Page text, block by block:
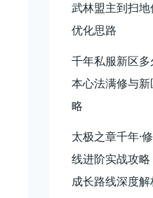
武林盟主到扫
优化思路
千年私服新区
本心法满修与
略
太极之章千年·
线进阶实战攻
成长路线深度解